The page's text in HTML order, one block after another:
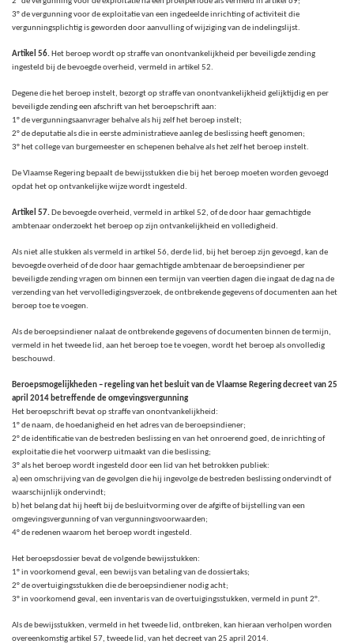
3° de vergunning voor de exploitatie van een ingedeelde inrichting of activiteit die
vergunningsplichtig is geworden door aanvulling of wijziging van de indelingslijst.
Artikel 56. Het beroep wordt op straffe van onontvankelijkheid per beveiligde zending
ingesteld bij de bevoegde overheid, vermeld in artikel 52.
Degene die het beroep instelt, bezorgt op straffe van onontvankelijkheid gelijktijdig en per
beveiligde zending een afschrift van het beroepschrift aan:
1° de vergunningsaanvrager behalve als hij zelf het beroep instelt;
2° de deputatie als die in eerste administratieve aanleg de beslissing heeft genomen;
3° het college van burgemeester en schepenen behalve als het zelf het beroep instelt.
De Vlaamse Regering bepaalt de bewijsstukken die bij het beroep moeten worden gevoegd
opdat het op ontvankelijke wijze wordt ingesteld.
Artikel 57. De bevoegde overheid, vermeld in artikel 52, of de door haar gemachtigde
ambtenaar onderzoekt het beroep op zijn ontvankelijkheid en volledigheid.
Als niet alle stukken als vermeld in artikel 56, derde lid, bij het beroep zijn gevoegd, kan de
bevoegde overheid of de door haar gemachtigde ambtenaar de beroepsindiener per
beveiligde zending vragen om binnen een termijn van veertien dagen die ingaat de dag na de
verzending van het vervolledigingsverzoek, de ontbrekende gegevens of documenten aan het
beroep toe te voegen.
Als de beroepsindiener nalaat de ontbrekende gegevens of documenten binnen de termijn,
vermeld in het tweede lid, aan het beroep toe te voegen, wordt het beroep als onvolledig
beschouwd.
Beroepsmogelijkheden – regeling van het besluit van de Vlaamse Regering decreet van 25
april 2014 betreffende de omgevingsvergunning
Het beroepschrift bevat op straffe van onontvankelijkheid:
1° de naam, de hoedanigheid en het adres van de beroepsindiener;
2° de identificatie van de bestreden beslissing en van het onroerend goed, de inrichting of
exploitatie die het voorwerp uitmaakt van die beslissing;
3° als het beroep wordt ingesteld door een lid van het betrokken publiek:
a) een omschrijving van de gevolgen die hij ingevolge de bestreden beslissing ondervindt of
waarschijnlijk ondervindt;
b) het belang dat hij heeft bij de besluitvorming over de afgifte of bijstelling van een
omgevingsvergunning of van vergunningsvoorwaarden;
4° de redenen waarom het beroep wordt ingesteld.
Het beroepsdossier bevat de volgende bewijsstukken:
1° in voorkomend geval, een bewijs van betaling van de dossiertaks;
2° de overtuigingsstukken die de beroepsindiener nodig acht;
3° in voorkomend geval, een inventaris van de overtuigingsstukken, vermeld in punt 2°.
Als de bewijsstukken, vermeld in het tweede lid, ontbreken, kan hieraan verholpen worden
overeenkomstig artikel 57, tweede lid, van het decreet van 25 april 2014.